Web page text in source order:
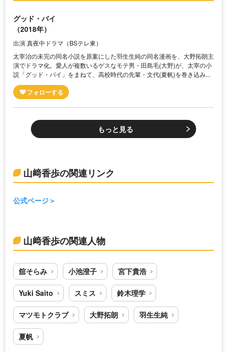
グッド・バイ
（2018年）
出演 真夜中ドラマ（BSテレ東）
太宰治の未完の同名小説を原案にした羽生生純の同名漫画を、大野拓朗主
演でドラマ化。愛人が複数いるゲスなモテ男・田島毛(大野)が、太宰の小
説「グッド・バイ」をまねて、高校時代の先輩・文代(夏帆)を巻き込み...
もっと見る
山﨑香歩の関連リンク
公式ページ
山﨑香歩の関連人物
舘そらみ 小池澄子 宮下貴浩
Yuki Saito スミス 鈴木理学
マツモトクラブ 大野拓朗 羽生生純
夏帆